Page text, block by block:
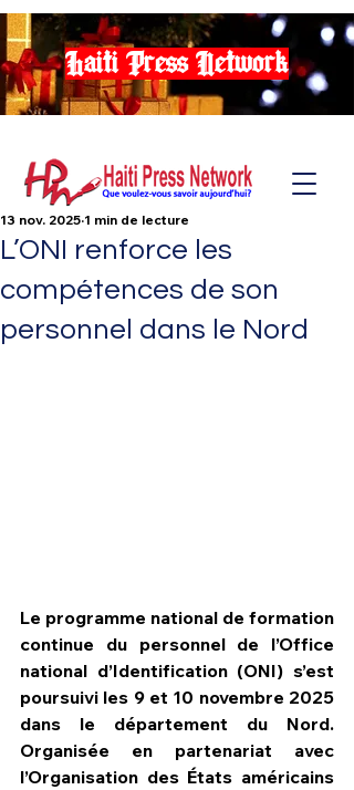
Haiti Press Network
L’ONI renforce les
compétences de son
personnel dans le Nord
13 nov. 2025 1 min de lecture
Le programme national de formation
continue du personnel de l’Office
national d’Identification (ONI) s’est
poursuivi les 9 et 10 novembre 2025
dans le département du Nord.
Organisée en partenariat avec
l’Organisation des États américains